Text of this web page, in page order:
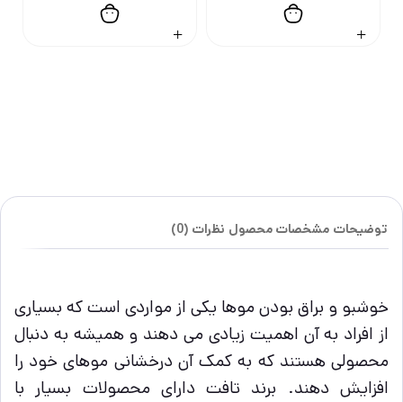
توضیحات مشخصات محصول نظرات (0)
خوشبو و براق بودن موها یکی از مواردی است که بسیاری
از افراد به آن اهمیت زیادی می دهند و همیشه به دنبال
محصولی هستند که به کمک آن درخشانی موهای خود را
افزایش دهند. برند تافت دارای محصولات بسیار با